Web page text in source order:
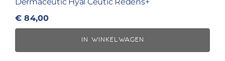
€ 84,00
IN WINKELWAGEN